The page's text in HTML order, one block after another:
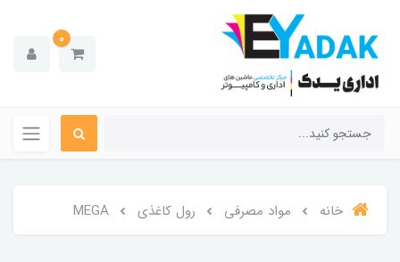
0
خانه مواد مصرفی رول کاغذی MEGA